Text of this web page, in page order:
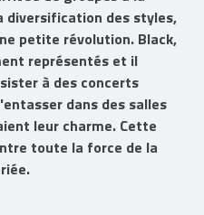
des styles,
petite révolution. Black,
représentés et il
à des concerts
dans des salles
leur charme. Cette
toute la force de la